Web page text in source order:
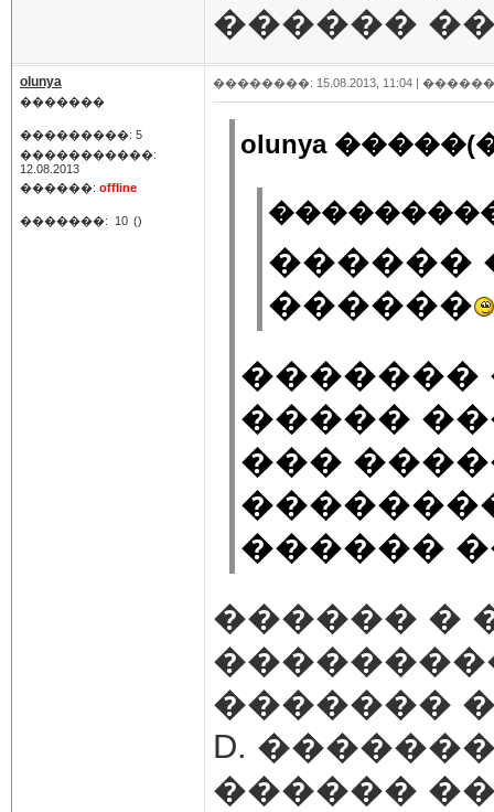
������
olunya
�������
���������: 5
�����������:
12.08.2013
������: offline
�������: 10 ()
��������: 15.08.2013, 11:04 |
olunya
������
������
�������
�����
���
������
������ �
�������
D.
������